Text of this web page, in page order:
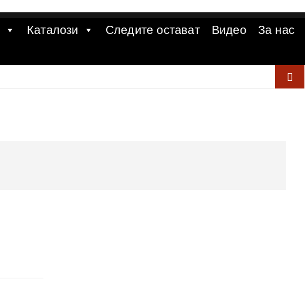
Каталози Следите остават Видео
За нас